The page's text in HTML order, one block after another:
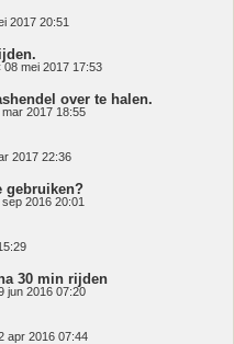
2017 20:51
08 mei 2017 17:53
over te halen.
mar 2017 18:55
2017 22:36
gebruiken?
2016 20:01
30 min rijden
jun 2016 07:20
apr 2016 07:44